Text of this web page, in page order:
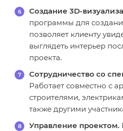
Создание 3D-
программы для
позволяет клиенту
выглядеть интерьер
проекта.
Сотрудничество со
Работает совместно с
строителями,
также другими
Управление проектом.